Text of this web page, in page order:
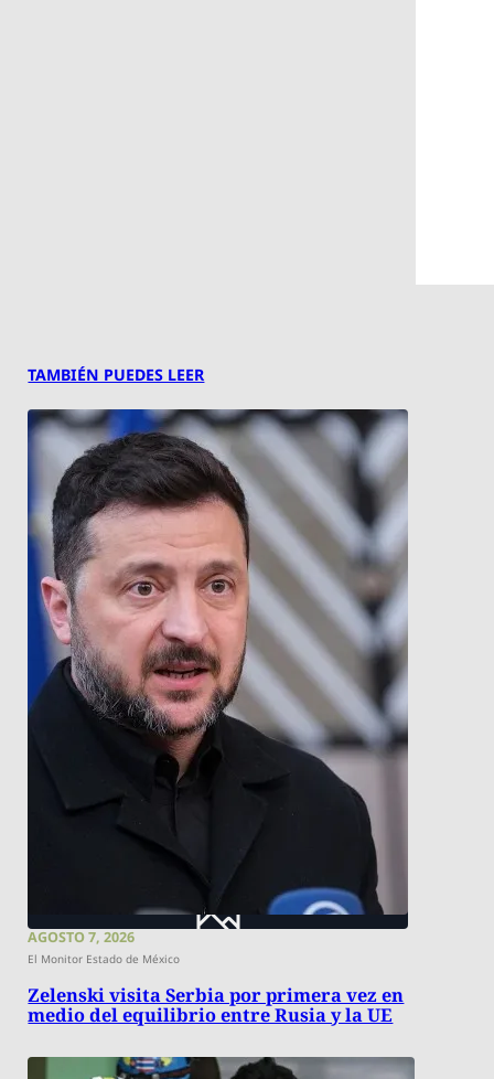
TAMBIÉN PUEDES LEER
AGOSTO 7, 2026
El Monitor Estado de México
Zelenski visita Serbia por primera vez en
medio del equilibrio entre Rusia y la UE